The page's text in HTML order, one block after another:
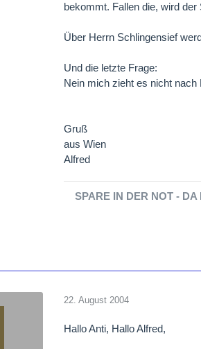
bekommt. Fallen die, wird der
Über Herrn Schlingensief
Und die letzte Frage:
Nein mich zieht es nicht
Gruß
aus Wien
Alfred
SPARE IN DER NOT -
22. August 2004
Hallo Anti, Hallo Alfred,